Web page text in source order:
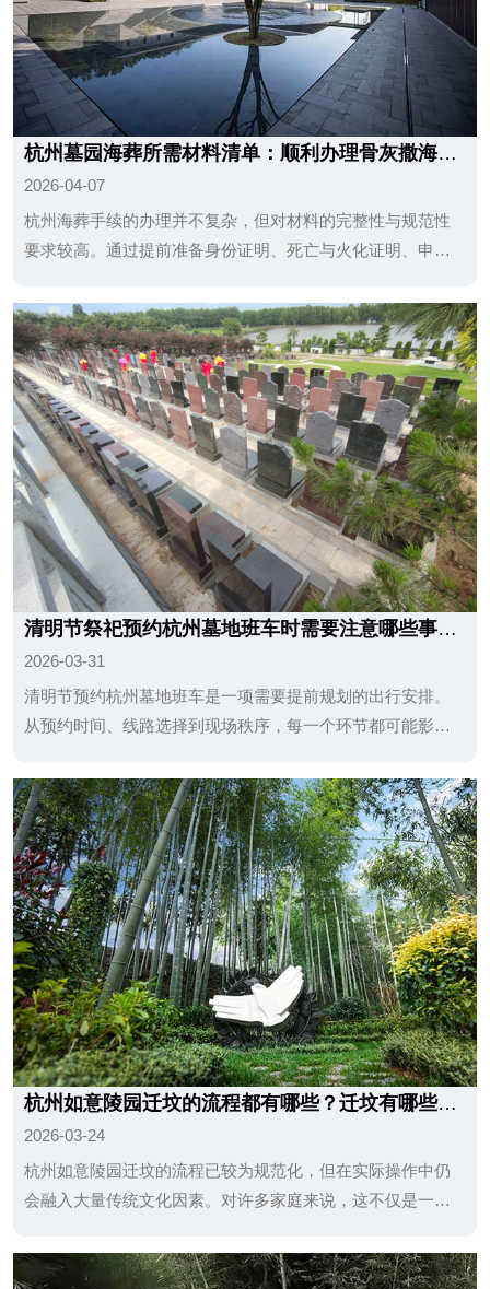
杭州墓园海葬所需材料清单：顺利办理骨灰撒海手
续的关键
2026-04-07
杭州海葬手续的办理并不复杂，但对材料的完整性与规范性
要求较高。通过提前准备身份证明、死亡与火化证明、申请
清明节祭祀预约杭州墓地班车时需要注意哪些事
项？
2026-03-31
清明节预约杭州墓地班车是一项需要提前规划的出行安排。
从预约时间、线路选择到现场秩序，每一个环节都可能影响
理规定，可以让祭扫过程更加顺畅、有序，也更好
杭州如意陵园迁坟的流程都有哪些？迁坟有哪些禁
忌？
2026-03-24
杭州如意陵园迁坟的流程已较为规范化，但在实际操作中仍
会融入大量传统文化因素。对许多家庭来说，这不仅是一项
定的同时，兼顾习俗与家人感受，往往能让整个过